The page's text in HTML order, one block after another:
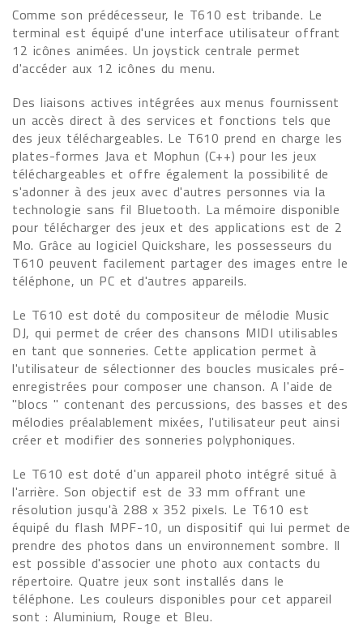
Comme son prédécesseur, le T610 est tribande. Le
terminal est équipé d'une interface utilisateur offrant
12 icônes animées. Un joystick centrale permet
d'accéder aux 12 icônes du menu.
Des liaisons actives intégrées aux menus fournissent
un accès direct à des services et fonctions tels que
des jeux téléchargeables. Le T610 prend en charge les
plates-formes Java et Mophun (C++) pour les jeux
téléchargeables et offre également la possibilité de
s'adonner à des jeux avec d'autres personnes via la
technologie sans fil Bluetooth. La mémoire disponible
pour télécharger des jeux et des applications est de 2
Mo. Grâce au logiciel Quickshare, les possesseurs du
T610 peuvent facilement partager des images entre le
téléphone, un PC et d'autres appareils.
Le T610 est doté du compositeur de mélodie Music
DJ, qui permet de créer des chansons MIDI utilisables
en tant que sonneries. Cette application permet à
l'utilisateur de sélectionner des boucles musicales pré-
enregistrées pour composer une chanson. A l'aide de
"blocs " contenant des percussions, des basses et des
mélodies préalablement mixées, l'utilisateur peut ainsi
créer et modifier des sonneries polyphoniques.
Le T610 est doté d'un appareil photo intégré situé à
l'arrière. Son objectif est de 33 mm offrant une
résolution jusqu'à 288 x 352 pixels. Le T610 est
équipé du flash MPF-10, un dispositif qui lui permet de
prendre des photos dans un environnement sombre. Il
est possible d'associer une photo aux contacts du
répertoire. Quatre jeux sont installés dans le
téléphone. Les couleurs disponibles pour cet appareil
sont : Aluminium, Rouge et Bleu.